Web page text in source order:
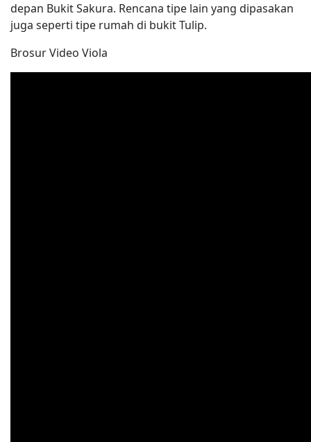
depan Bukit Sakura. Rencana tipe lain yang dipasakan
juga seperti tipe rumah di bukit Tulip.
Brosur Video Viola